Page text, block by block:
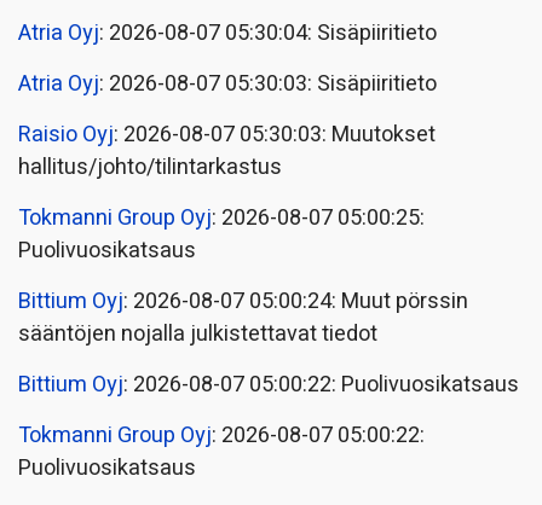
Atria Oyj: 2026-08-07 05:30:04: Sisäpiiritieto
Atria Oyj: 2026-08-07 05:30:03: Sisäpiiritieto
Raisio Oyj: 2026-08-07 05:30:03: Muutokset
hallitus/johto/tilintarkastus
Tokmanni Group Oyj: 2026-08-07 05:00:25:
Puolivuosikatsaus
Bittium Oyj: 2026-08-07 05:00:24: Muut pörssin
sääntöjen nojalla julkistettavat tiedot
Bittium Oyj: 2026-08-07 05:00:22: Puolivuosikatsaus
Tokmanni Group Oyj: 2026-08-07 05:00:22:
Puolivuosikatsaus